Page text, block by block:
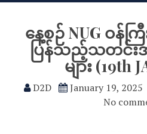
နေ့စဉ် NUG ဝန်က
ပြန်သည့်သတင်
များ (19th
D2D January 19, 2025
No